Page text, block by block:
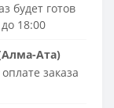
будет готов
18:00
Ата)
заказа